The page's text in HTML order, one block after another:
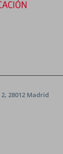
28012 Madrid